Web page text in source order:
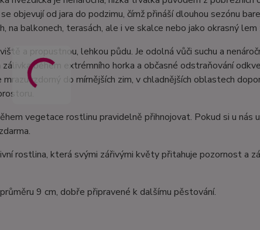
objevují od jara do podzimu, čímž přináší dlouhou sezónu
na balkonech, terasách, ale i ve skalce nebo jako okrasný lem
a propustnou, lehkou půdu. Je odolná vůči suchu a
zálivka během extrémního horka a občasné odstraňování
do mírnějších zim, v chladnějších oblastech
vegetace rostlinu pravidelně přihnojovat. Pokud si u nás
rostlina, která svými zářivými květy přitahuje pozornost a
9 cm, dobře připravené k dalšímu pěstování.